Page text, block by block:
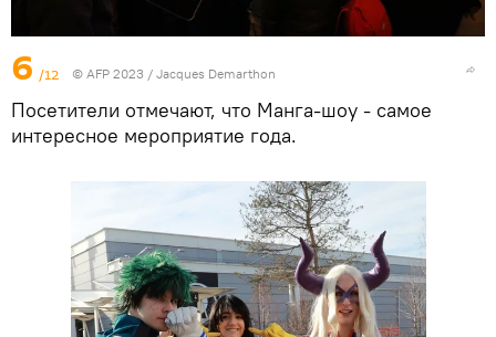
6 /12 © AFP 2023 / Jacques Demarthon
Посетители отмечают, что Манга-шоу - самое
интересное мероприятие года.